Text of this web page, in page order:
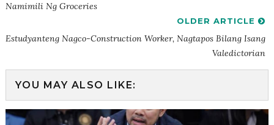
Namimili Ng Groceries
OLDER ARTICLE
Estudyanteng Nagco-Construction Worker, Nagtapos Bilang Isang
Valedictorian
YOU MAY ALSO LIKE: